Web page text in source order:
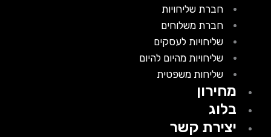
חברת שליחויות
חברת משלוחים
שליחויות לעסקים
שליחויות מהיום להיום
שליחות משפטית
מחירון
בלוג
יצירת קשר